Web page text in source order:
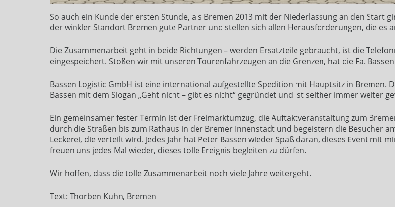
So auch ein Kunde der ersten Stunde, als Bremen 2013 mit der Niederlassung an den Start
der winkler Standort Bremen gute Partner und stellen sich allen Herausforderungen, die es
Die Zusammenarbeit geht in beide Richtungen – werden Ersatzteile gebraucht, ist die
eingespeichert. Stoßen wir mit unseren Tourenfahrzeugen an die Grenzen, hat die Fa.
Bassen Logistic GmbH ist eine international aufgestellte Spedition mit Hauptsitz in Bremen.
Bassen mit dem Slogan „Geht nicht – gibt es nicht“ gegründet und ist seither immer weiter
Ein gemeinsamer fester Termin ist der Freimarktumzug, die Auftaktveranstaltung zum
durch die Straßen bis zum Rathaus in der Bremer Innenstadt und begeistern die Besucher
Leckerei, die verteilt wird. Jedes Jahr hat Peter Bassen wieder Spaß daran, dieses Event mit
freuen uns jedes Mal wieder, dieses tolle Ereignis begleiten zu dürfen.
Wir hoffen, dass die tolle Zusammenarbeit noch viele Jahre weitergeht.
Text: Thorben Kuhn, Bremen